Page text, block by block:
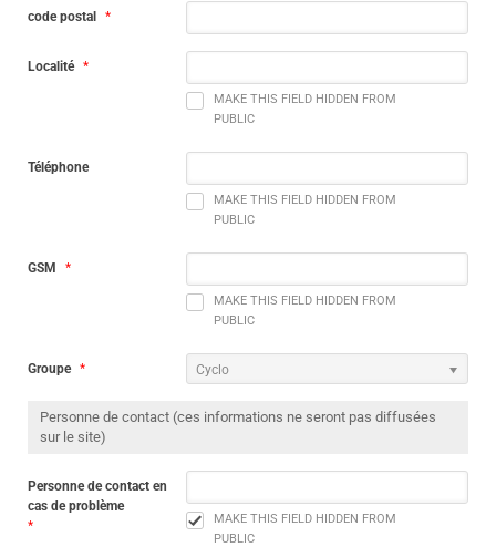
code postal *
Localité *
MAKE THIS FIELD HIDDEN FROM
PUBLIC
Téléphone
MAKE THIS FIELD HIDDEN FROM
PUBLIC
GSM *
MAKE THIS FIELD HIDDEN FROM
PUBLIC
Groupe * Cyclo
Personne de contact (ces informations ne seront pas diffusées
sur le site)
Personne de contact en
cas de problème
*
MAKE THIS FIELD HIDDEN FROM
PUBLIC